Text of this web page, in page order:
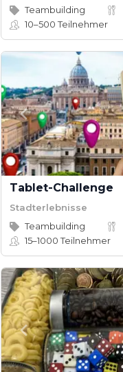
Teambuilding
10–500Teilnehmer
Tablet-Challenge
Stadterlebnisse
Teambuilding
15–1000Teilnehmer